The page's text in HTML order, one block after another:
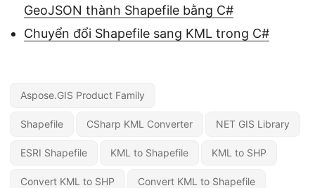
GeoJSON thành Shapefile bằng C#
Chuyển đổi Shapefile sang KML trong C#
Aspose.GIS Product Family
Shapefile CSharp KML Converter NET GIS Library
ESRI Shapefile KML to Shapefile KML to SHP
Convert KML to SHP Convert KML to Shapefile